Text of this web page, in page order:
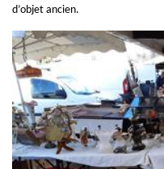
d’objet ancien.